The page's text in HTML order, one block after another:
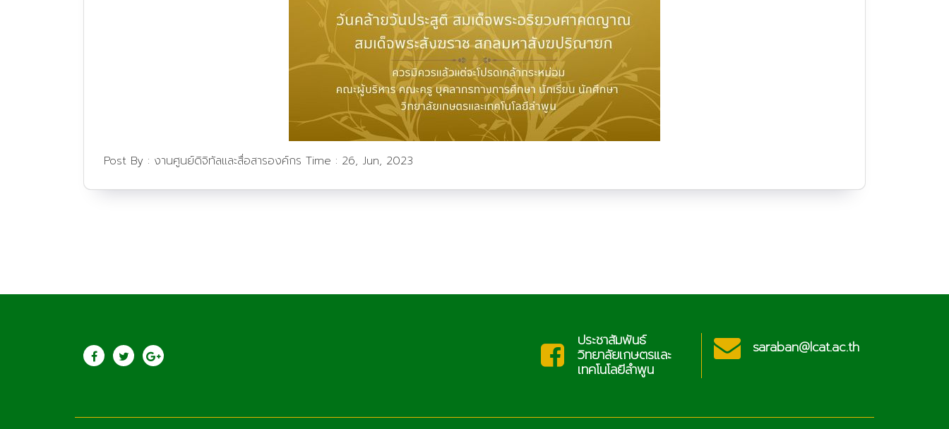
Post By : งานศูนย์ดิจิทัลและสื่อสารองค์กร Time : 26, Jun, 2023
ประชาสัมพันธ์
วิทยาลัยเกษตรและ
เทคโนโลยีลำพูน
saraban@lcat.ac.th